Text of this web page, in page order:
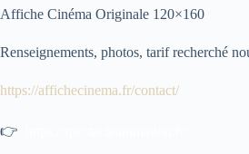
Affiche Cinéma Originale 120×160
Renseignements, photos, tarif recherché
https://affichecinema.fr/contact/
👉